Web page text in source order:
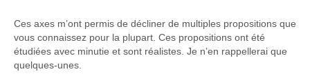
Ces axes m’ont permis de décliner de multiples propositions que
vous connaissez pour la plupart. Ces propositions ont été
étudiées avec minutie et sont réalistes. Je n’en rappellerai que
quelques-unes.